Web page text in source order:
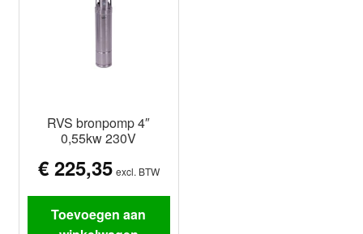
RVS bronpomp 4″
0,55kw 230V
€225,35 excl. BTW
Toevoegen aan